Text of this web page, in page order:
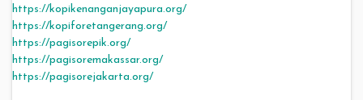
https://kopikenanganjayapura.org/
https://kopiforetangerang.org/
https://pagisorepik.org/
https://pagisoremakassar.org/
https://pagisorejakarta.org/